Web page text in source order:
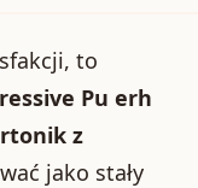
to
Pu erh
z
jako stały